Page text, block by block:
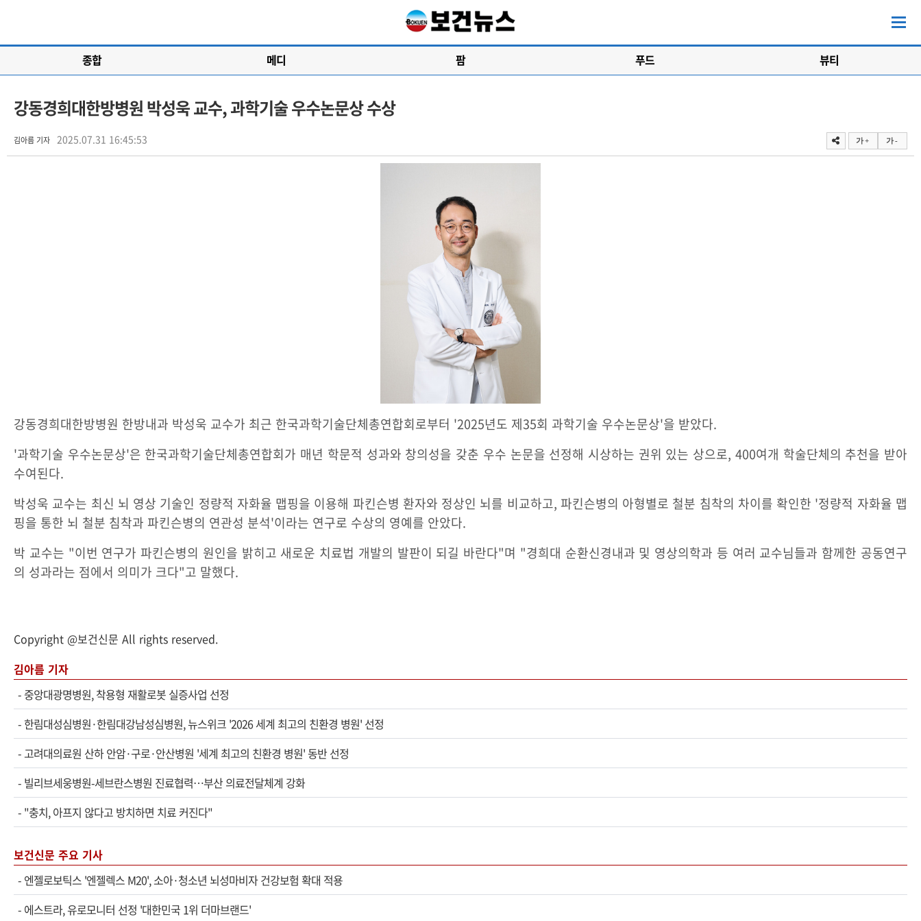
종합 메디 팜 푸드 뷰티
강동경희대한방병원 박성욱 교수, 과학기술 우수논문상 수상
김아름 기자 2025.07.31 16:45:53 가 + 가 -
강동경희대한방병원 한방내과 박성욱 교수가 최근 한국과학기술단체총연합회로부터 '2025년도 제35회 과학기술 우수논문상'을 받았다.
'과학기술 우수논문상'은 한국과학기술단체총연합회가 매년 학문적 성과와 창의성을 갖춘 우수 논문을 선정해 시상하는 권위 있는 상으로, 400여개 학술단체의 추천을 받아
수여된다.
박성욱 교수는 최신 뇌 영상 기술인 정량적 자화율 맵핑을 이용해 파킨슨병 환자와 정상인 뇌를 비교하고, 파킨슨병의 아형별로 철분 침착의 차이를 확인한 '정량적 자화율 맵
핑을 통한 뇌 철분 침착과 파킨슨병의 연관성 분석'이라는 연구로 수상의 영예를 안았다.
박 교수는 "이번 연구가 파킨슨병의 원인을 밝히고 새로운 치료법 개발의 발판이 되길 바란다"며 "경희대 순환신경내과 및 영상의학과 등 여러 교수님들과 함께한 공동연구
의 성과라는 점에서 의미가 크다"고 말했다.
Copyright @보건신문 All rights reserved.
김아름 기자
-중앙대광명병원, 착용형 재활로봇 실증사업 선정
- 한림대성심병원·한림대강남성심병원, 뉴스위크 '2026 세계 최고의 친환경 병원' 선정
- 고려대의료원 산하 안암·구로·안산병원 '세계 최고의 친환경 병원' 동반 선정
- 빌리브세웅병원-세브란스병원 진료협력…부산 의료전달체계 강화
- "충치, 아프지 않다고 방치하면 치료 커진다"
보건신문 주요 기사
- 엔젤로보틱스 '엔젤렉스 M20', 소아·청소년 뇌성마비자 건강보험 확대 적용
- 에스트라, 유로모니터 선정 '대한민국 1위 더마브랜드'